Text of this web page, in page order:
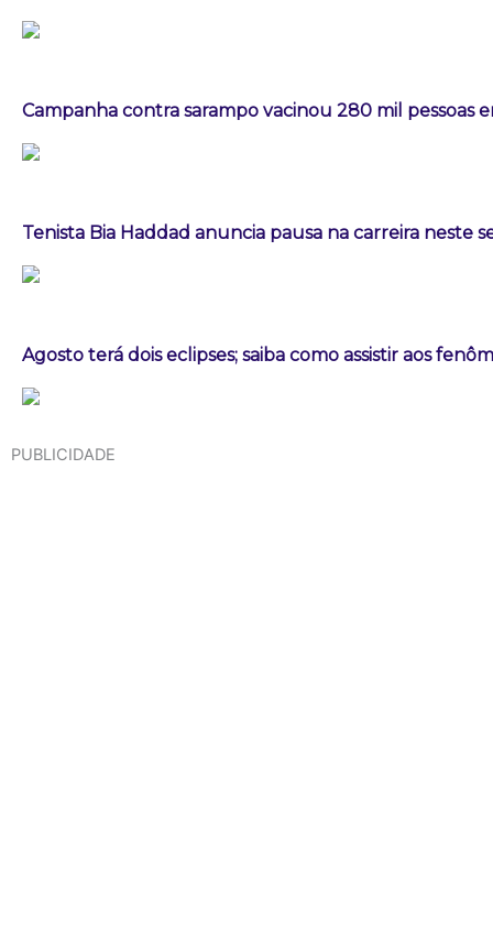
Campanha contra sarampo vacinou 280 mil pessoas
Tenista Bia Haddad anuncia pausa na carreira neste
Agosto terá dois eclipses; saiba como assistir aos
PUBLICIDADE